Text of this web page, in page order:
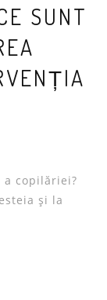
SUNT
a copilăriei?
și la